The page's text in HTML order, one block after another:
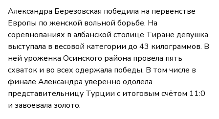
Александра Березовская победила на первенстве
Европы по женской вольной борьбе. На
соревнованиях в албанской столице Тиране девушка
выступала в весовой категории до 43 килограммов. В
ней уроженка Осинского района провела пять
схваток и во всех одержала победы. В том числе в
финале Александра уверенно одолела
представительницу Турции с итоговым счётом 11:0
и завоевала золото.